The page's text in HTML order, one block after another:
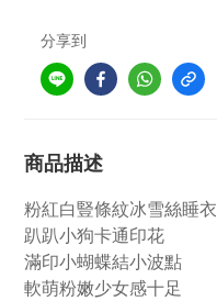
分享到
商品描述
粉紅白豎條紋冰雪絲睡衣
趴趴小狗卡通印花
滿印小蝴蝶結小波點
軟萌粉嫩少女感十足